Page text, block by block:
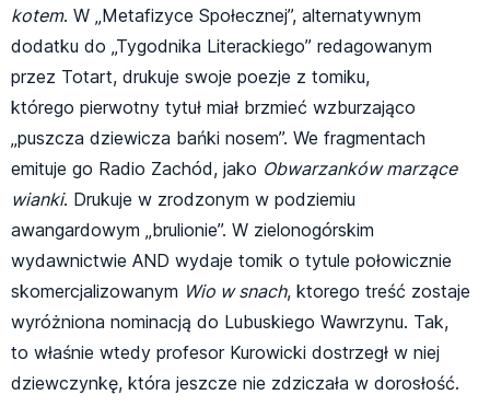
kotem. W „Metafizyce Społecznej”, alternatywnym
dodatku do „Tygodnika Literackiego” redagowanym
przez Totart, drukuje swoje poezje z tomiku,
którego pierwotny tytuł miał brzmieć wzburzająco
„puszcza dziewicza bańki nosem”. We fragmentach
emituje go Radio Zachód, jako Obwarzanków marzące
wianki. Drukuje w zrodzonym w podziemiu
awangardowym „brulionie”. W zielonogórskim
wydawnictwie AND wydaje tomik o tytule połowicznie
skomercjalizowanym Wio w snach, ktorego treść zostaje
wyróżniona nominacją do Lubuskiego Wawrzynu. Tak,
to właśnie wtedy profesor Kurowicki dostrzegł w niej
dziewczynkę, która jeszcze nie zdziczała w dorosłość.